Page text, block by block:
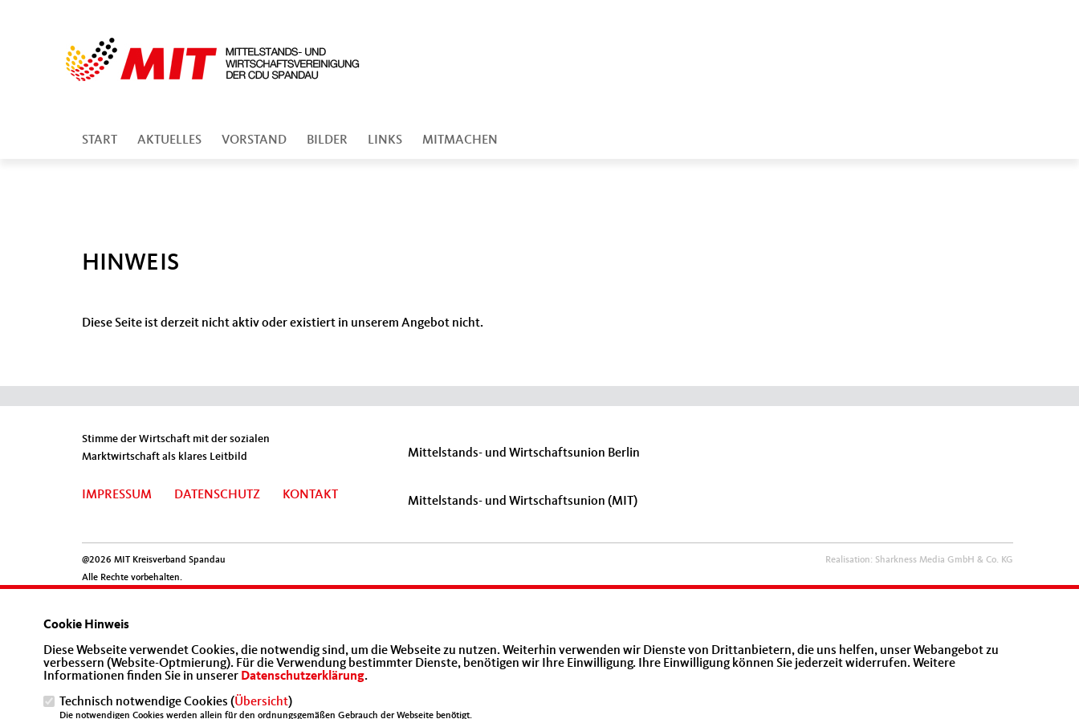
START AKTUELLES VORSTAND BILDER LINKS MITMACHEN
HINWEIS
Diese Seite ist derzeit nicht aktiv oder existiert in unserem Angebot nicht.
Stimme der Wirtschaft mit der sozialen
Marktwirtschaft als klares Leitbild
IMPRESSUM DATENSCHUTZ KONTAKT
Mittelstands- und Wirtschaftsunion Berlin
Mittelstands- und Wirtschaftsunion (MIT)
@2026 MIT Kreisverband Spandau
Alle Rechte vorbehalten.
Realisation: Sharkness Media GmbH & Co. KG
Cookie Hinweis
Diese Webseite verwendet Cookies, die notwendig sind, um die Webseite zu nutzen. Weiterhin verwenden wir Dienste von Drittanbietern, die uns helfen, unser Webangebot zu
verbessern (Website-Optmierung). Für die Verwendung bestimmter Dienste, benötigen wir Ihre Einwilligung. Ihre Einwilligung können Sie jederzeit widerrufen. Weitere
Informationen finden Sie in unserer Datenschutzerklärung.
Technisch notwendige Cookies (Übersicht)
Die notwendigen Cookies werden allein für den ordnungsgemäßen Gebrauch der Webseite benötigt.